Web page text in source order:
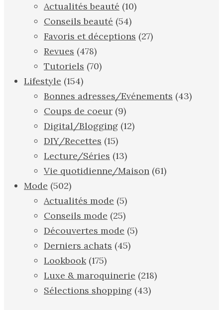
Actualités beauté (10)
Conseils beauté (54)
Favoris et déceptions (27)
Revues (478)
Tutoriels (70)
Lifestyle (154)
Bonnes adresses/Evénements (43)
Coups de coeur (9)
Digital/Blogging (12)
DIY/Recettes (15)
Lecture/Séries (13)
Vie quotidienne/Maison (61)
Mode (502)
Actualités mode (5)
Conseils mode (25)
Découvertes mode (5)
Derniers achats (45)
Lookbook(175)
Luxe & maroquinerie (218)
Sélections shopping (43)